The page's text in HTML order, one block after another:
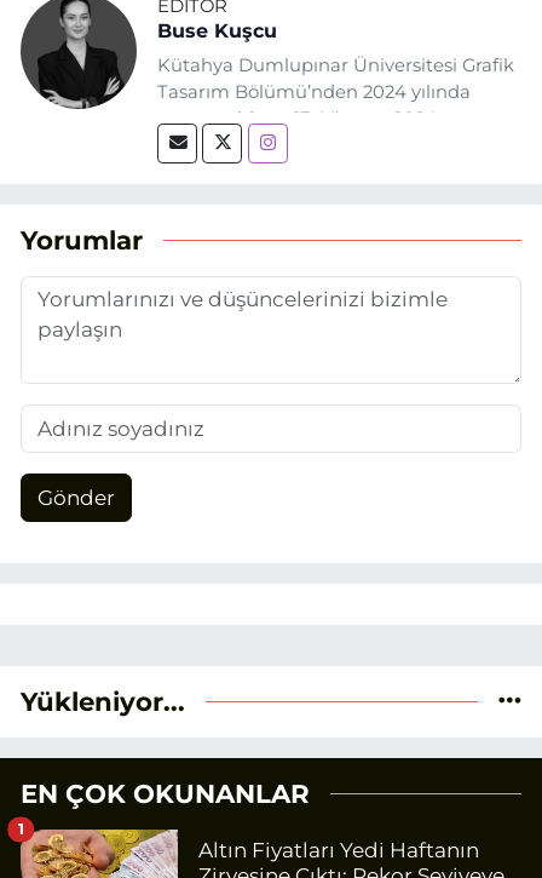
EDITÖR
Buse Kuşcu
Kütahya Dumlupınar Üniversitesi Grafik
Tasarım Bölümü’nden 2024 yılında
mezun oldum. 17 Ağustos 2024
tarihinde, Grafik Tasarım alanında staj
adım attım.
Yorumlar
Gönder
Yükleniyor...
EN ÇOK OKUNANLAR
Altın Fiyatları Yedi Haftanın
1